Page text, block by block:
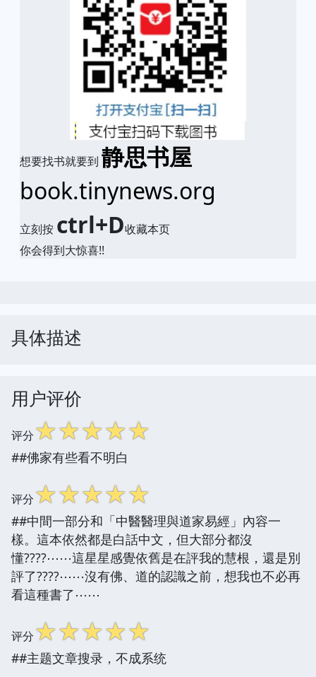
想要找书就要到 静思书屋
book.tinynews.org
立刻按 ctrl+D收藏本页
你会得到大惊喜!!
具体描述
用户评价
评分☆☆☆☆☆
##佛家有些看不明白
评分☆☆☆☆☆
##中間一部分和「中醫醫理與道家易經」內容一
樣。這本依然都是白話中文，但大部分都沒
懂????⋯⋯這星星感覺依舊是在評我的慧根，還是別
評了????⋯⋯沒有佛、道的認識之前，想我也不必再
看這種書了⋯⋯
评分☆☆☆☆☆
##主题文章搜录，不成系统